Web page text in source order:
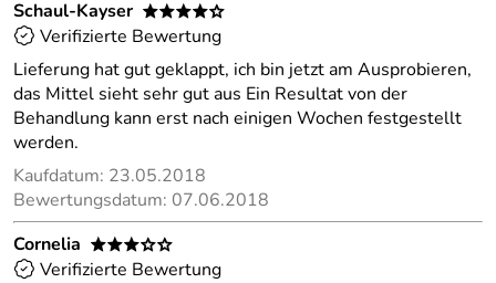
Schaul-Kayser
****o
Verifizierte Bewertung
Lieferung hat gut geklappt, ich bin jetzt am Ausprobieren,
das Mittel sieht sehr gut aus Ein Resultat von der
Behandlung kann erst nach einigen Wochen festgestellt
werden.
Kaufdatum: 23.05.2018
Bewertungsdatum: 07.06.2018
Cornelia
***oo
Verifizierte Bewertung